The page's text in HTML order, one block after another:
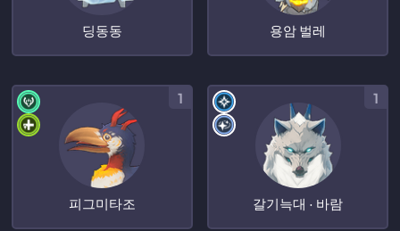
딩동동 용암 벌레
피그미타조
1
갈기늑대 · 바람
1